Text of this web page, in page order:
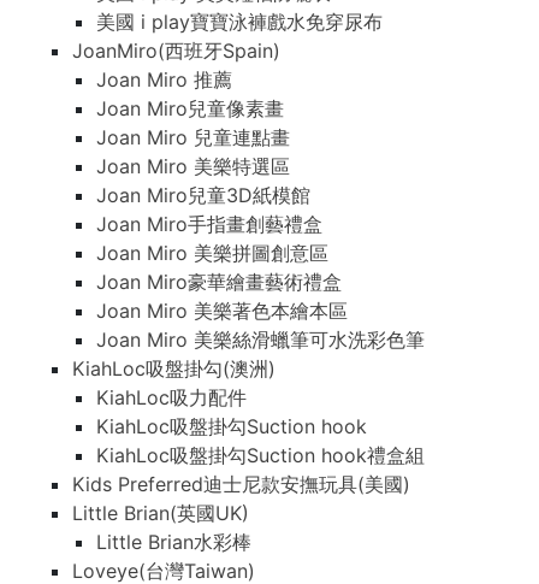
美國 i play寶寶泳褲戲水免穿尿布
JoanMiro(西班牙Spain)
Joan Miro 推薦
Joan Miro兒童像素畫
Joan Miro 兒童連點畫
Joan Miro 美樂特選區
Joan Miro兒童3D紙模館
Joan Miro手指畫創藝禮盒
Joan Miro 美樂拼圖創意區
Joan Miro豪華繪畫藝術禮盒
Joan Miro 美樂著色本繪本區
Joan Miro 美樂絲滑蠟筆可水洗彩色筆
KiahLoc吸盤掛勾(澳洲)
KiahLoc吸力配件
KiahLoc吸盤掛勾Suction hook
KiahLoc吸盤掛勾Suction hook禮盒組
Kids Preferred迪士尼款安撫玩具(美國)
Little Brian(英國UK)
Little Brian水彩棒
Loveye(台灣Taiwan)